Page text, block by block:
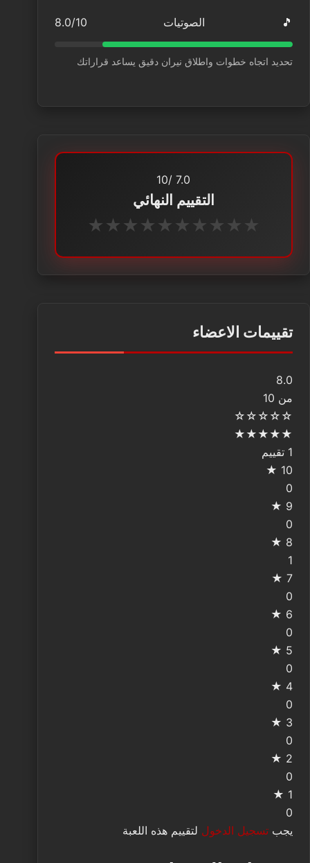
🎵 الصوتيات 8.0/10
تحديد اتجاه خطوات واطلاق نيران دقيق يساعد قراراتك
7.0
/10
التقييم النهائي
★
★
★
★
★
★
★
★
★
★
تقييمات الاعضاء
8.0
من 10
☆
☆
☆
☆
☆
★
★
★
★
★
1 تقييم
10 ★
0
9 ★
0
8 ★
1
7 ★
0
6 ★
0
5 ★
0
4 ★
0
3 ★
0
2 ★
0
1 ★
0
يجب تسجيل الدخول لتقييم هذه اللعبة